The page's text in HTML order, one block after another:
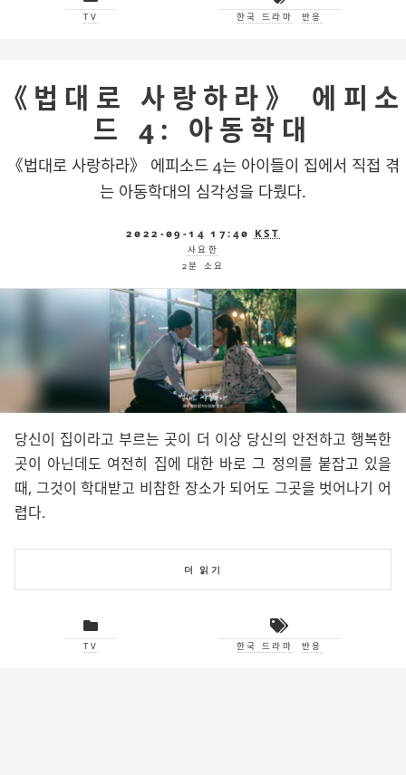
TV 한국 드라마 반응
《법대로 사랑하라》 에피소
드 4: 아동학대
《법대로 사랑하라》 에피소드 4는 아이들이 집에서 직접 겪
는 아동학대의 심각성을 다뤘다.
2022-09-14 17:40 KST
사요한
2분 소요
당신이 집이라고 부르는 곳이 더 이상 당신의 안전하고 행복한
곳이 아닌데도 여전히 집에 대한 바로 그 정의를 붙잡고 있을
때, 그것이 학대받고 비참한 장소가 되어도 그곳을 벗어나기 어
렵다.
더 읽기
TV 한국 드라마 반응